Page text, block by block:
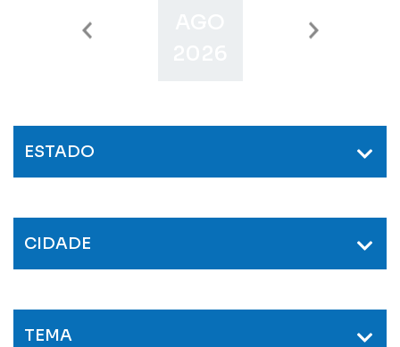
SET
ESTADO
CIDADE
TEMA